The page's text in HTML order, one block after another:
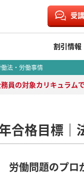
受
割引情報
法・労働事情
員の対象カリキュラムで
合格目標｜
労働問題のプロ